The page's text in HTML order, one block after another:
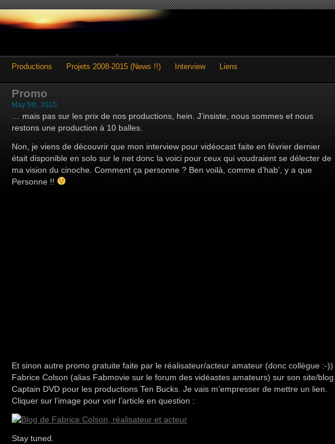
Productions Projets 2008-2015 (News !!) Interview Liens
Promo
May 5th, 2010
… mais pas sur les prix de nos productions, hein. J’insiste, nous sommes et nous
restons une production à 10 balles.
Non, je viens de découvrir que mon interview pour vidéocast faite en février dernier
était disponible en solo sur le net donc la voici pour ceux qui voudraient se délecter de
ma vision du cinoche. Comment ça personne ? Ben voilà, comme d’hab’, y a que
Personne !!
Et sinon autre promo gratuite faite par le réalisateur/acteur amateur (donc collègue :-))
Fabrice Colson (alias Fabmovie sur le forum des vidéastes amateurs) sur son site/blog
Captain DVD pour les productions Ten Bucks. Je vais m’empresser de mettre un lien.
Cliquer sur l’image pour voir l’article en question :
Stay tuned.